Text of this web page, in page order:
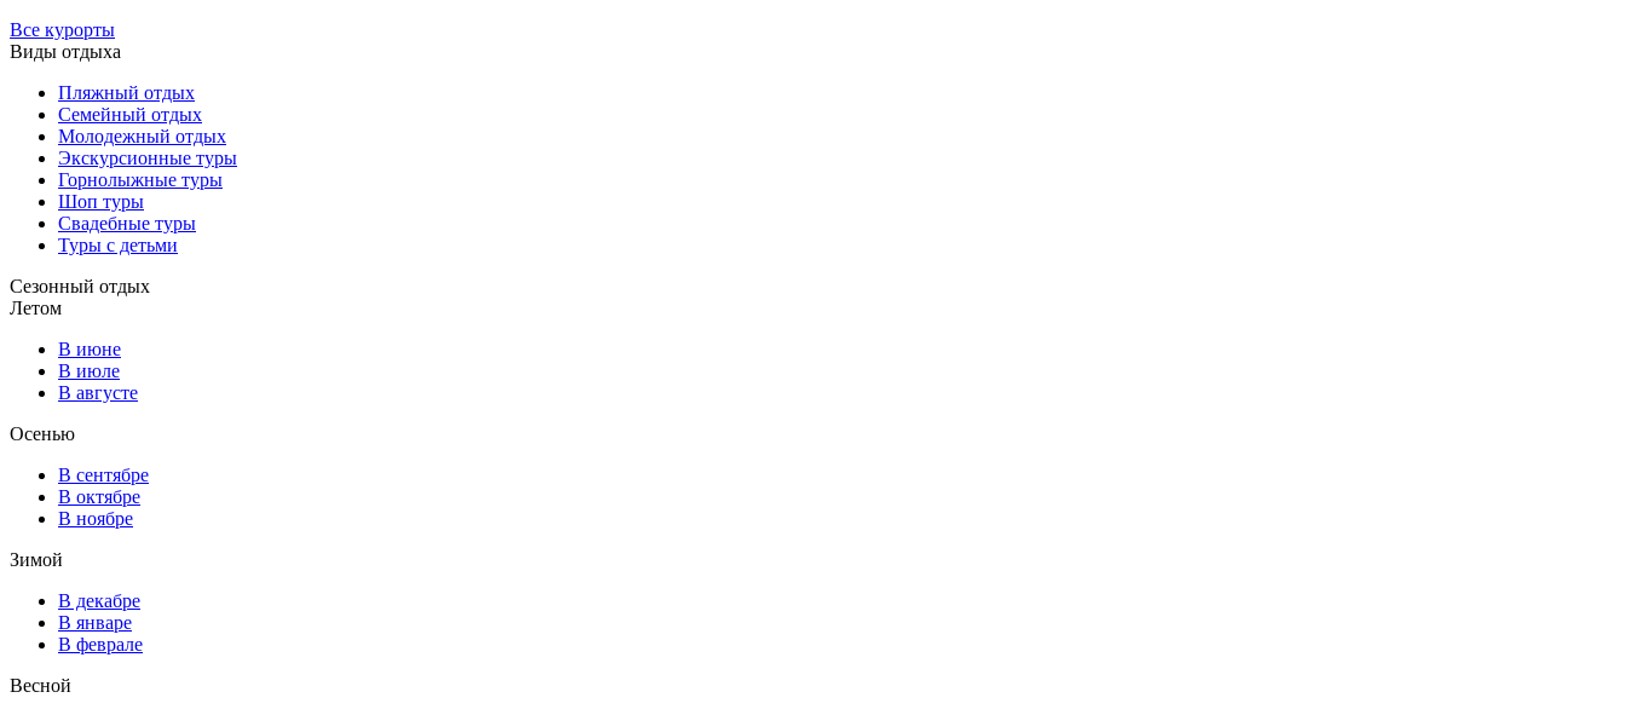
Все курорты
Виды отдыха
Пляжный отдых
Семейный отдых
Молодежный отдых
Экскурсионные туры
Горнолыжные туры
Шоп туры
Свадебные туры
Туры с детьми
Сезонный отдых
Летом
В июне
В июле
В августе
Осенью
В сентябре
В октябре
В ноябре
Зимой
В декабре
В январе
В феврале
Весной